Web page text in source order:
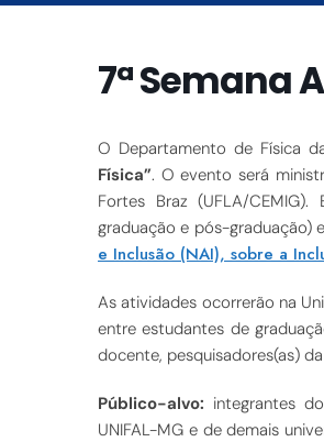
7ª Semana
O Departamento de Física
Física”. O evento será
Fortes Braz (UFLA/
graduação e pós-graduação) e
e Inclusão (NAI), sobre a
As atividades ocorrerão na
entre estudantes de
docente, pesquisadores(as)
Público-alvo: integrantes
UNIFAL-MG e de demais